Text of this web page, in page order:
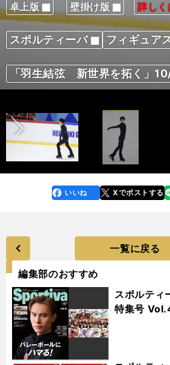
卓上版
壁掛け版 詳し
スポルティーバ フィギュア
「羽生結弦 新世界を拓く」
卓上版
壁掛け版 詳し
スポルティーバ フィギュア
「羽生結弦 新世界を拓く」
卓上版
壁掛け版 詳し
スポルティーバ フィギュア
「羽生結弦 新世界を拓く」
卓上版
壁掛け版 詳し
スポルティーバ フィギュア
「羽生結弦 新世界を拓く」
卓上版
壁掛け版 詳し
スポルティーバ フィギュア
「羽生結弦 新世界を拓く」
前へ
faceboo
k
いいね Xでポストする
line
一覧に戻る
編集部のおすすめ
スポルテ
特集号